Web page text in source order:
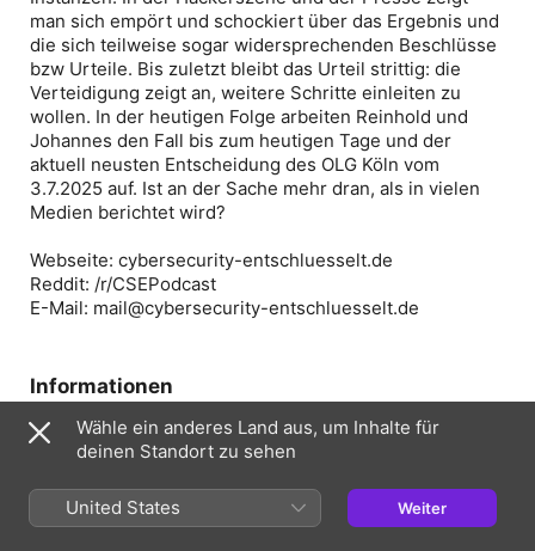
man sich empört und schockiert über das Ergebnis und
die sich teilweise sogar widersprechenden Beschlüsse
bzw Urteile. Bis zuletzt bleibt das Urteil strittig: die
Verteidigung zeigt an, weitere Schritte einleiten zu
wollen. In der heutigen Folge arbeiten Reinhold und
Johannes den Fall bis zum heutigen Tage und der
aktuell neusten Entscheidung des OLG Köln vom
3.7.2025 auf. Ist an der Sache mehr dran, als in vielen
Medien berichtet wird?
Webseite: cybersecurity-entschluesselt.de
Reddit: /r/CSEPodcast
E-Mail: mail@cybersecurity-entschluesselt.de
Informationen
Sendung
Cybersecurity entschlüsselt
Häufigkeit
Wöchentlich
Wähle ein anderes Land aus, um Inhalte für
deinen Standort zu sehen
United States Weiter